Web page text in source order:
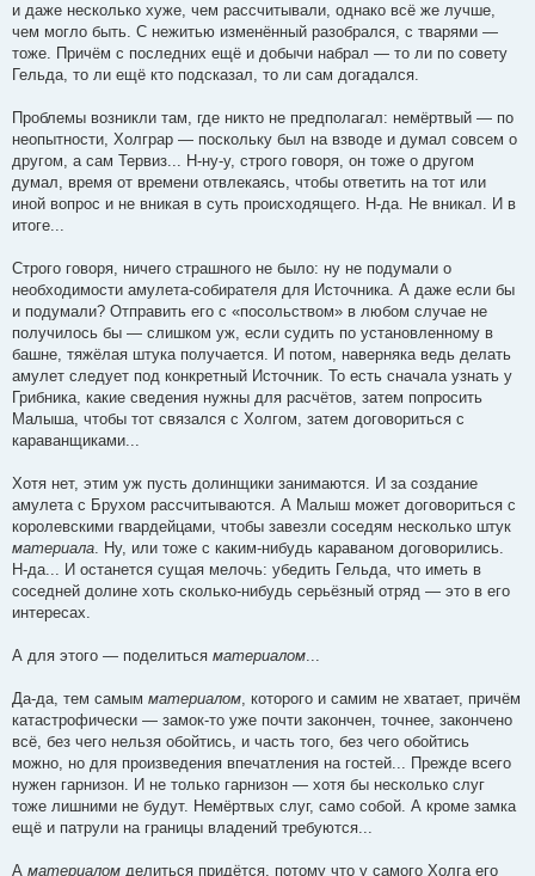
и даже несколько хуже, чем рассчитывали, однако всё же лучше,
чем могло быть. С нежитью изменённый разобрался, с тварями —
тоже. Причём с последних ещё и добычи набрал — то ли по совету
Гельда, то ли ещё кто подсказал, то ли сам догадался.
Проблемы возникли там, где никто не предполагал: немёртвый — по
неопытности, Холграр — поскольку был на взводе и думал совсем о
другом, а сам Тервиз... Н-ну-у, строго говоря, он тоже о другом
думал, время от времени отвлекаясь, чтобы ответить на тот или
иной вопрос и не вникая в суть происходящего. Н-да. Не вникал. И в
итоге...
Строго говоря, ничего страшного не было: ну не подумали о
необходимости амулета-собирателя для Источника. А даже если бы
и подумали? Отправить его с «посольством» в любом случае не
получилось бы — слишком уж, если судить по установленному в
башне, тяжёлая штука получается. И потом, наверняка ведь делать
амулет следует под конкретный Источник. То есть сначала узнать у
Грибника, какие сведения нужны для расчётов, затем попросить
Малыша, чтобы тот связался с Холгом, затем договориться с
караванщиками...
Хотя нет, этим уж пусть долинщики занимаются. И за создание
амулета с Брухом рассчитываются. А Малыш может договориться с
королевскими гвардейцами, чтобы завезли соседям несколько штук
материала. Ну, или тоже с каким-нибудь караваном договорились.
Н-да... И останется сущая мелочь: убедить Гельда, что иметь в
соседней долине хоть сколько-нибудь серьёзный отряд — это в его
интересах.
А для этого — поделиться материалом...
Да-да, тем самым материалом, которого и самим не хватает, причём
катастрофически — замок-то уже почти закончен, точнее, закончено
всё, без чего нельзя обойтись, и часть того, без чего обойтись
можно, но для произведения впечатления на гостей... Прежде всего
нужен гарнизон. И не только гарнизон — хотя бы несколько слуг
тоже лишними не будут. Немёртвых слуг, само собой. А кроме замка
ещё и патрули на границы владений требуются...
А материалом делиться придётся, потому что у самого Холга его